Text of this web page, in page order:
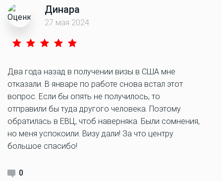
Динара
27 мая 2024
Два года назад в получении визы в США мне
отказали. В январе по работе снова встал этот
вопрос. Если бы опять не получилось, то
отправили бы туда другого человека. Поэтому
обратилась в ЕВЦ, чтоб наверняка. Были сомнения,
но меня успокоили. Визу дали! За что центру
большое спасибо!
0